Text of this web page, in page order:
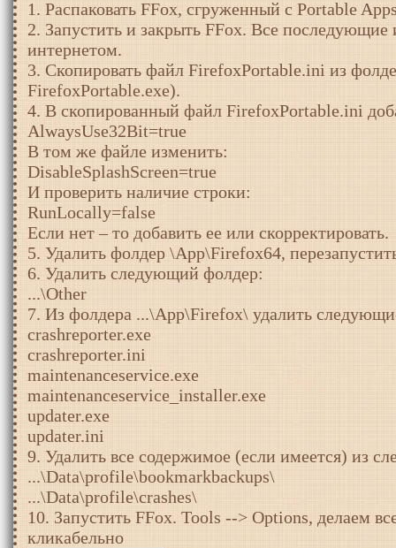
1. Распаковать FFox, сгруженный с Portable
2. Запустить и закрыть FFox. Все
интернетом.
3. Скопировать файл FirefoxPortable.ini из
FirefoxPortable.exe).
4. В скопированный файл FirefoxPortable.ini
AlwaysUse32Bit=true
В том же файле изменить:
DisableSplashScreen=true
И проверить наличие строки:
RunLocally=false
Если нет – то добавить ее или скорректировать.
5. Удалить фолдер \App\Firefox64,
6. Удалить следующий фолдер:
...\Other
7. Из фолдера ...\App\Firefox\ удалить
crashreporter.exe
crashreporter.ini
maintenanceservice.exe
maintenanceservice_installer.exe
updater.exe
updater.ini
9. Удалить все содержимое (если имеется) из
...\Data\profile\bookmarkbackups\
...\Data\profile\crashes\
10. Запустить FFox. Tools --> Options, делаем
кликабельно